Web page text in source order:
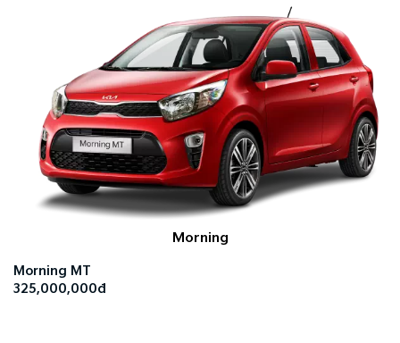
Morning
Morning MT
325,000,000đ